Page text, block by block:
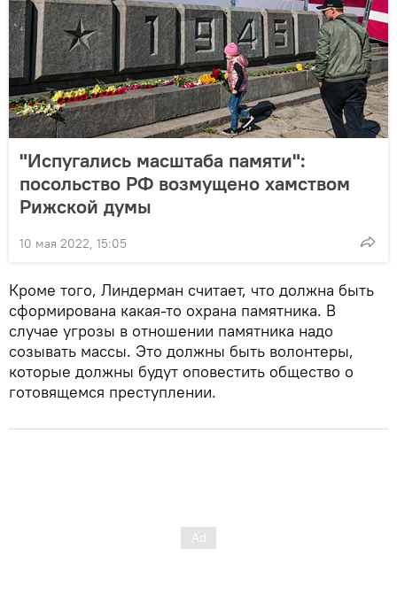
"Испугались масштаба памяти":
посольство РФ возмущено хамством
Рижской думы
10 мая 2022, 15:05
Кроме того, Линдерман считает, что должна быть
сформирована какая-то охрана памятника. В
случае угрозы в отношении памятника надо
созывать массы. Это должны быть волонтеры,
которые должны будут оповестить общество о
готовящемся преступлении.